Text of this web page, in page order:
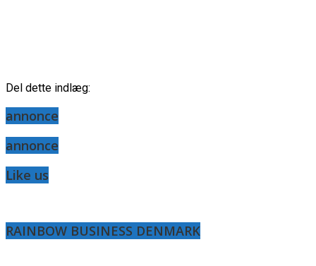
Del dette indlæg:
annonce
annonce
Like us
RAINBOW BUSINESS DENMARK